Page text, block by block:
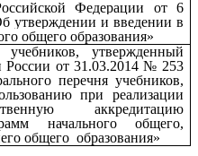
Федерации от 6
утверждении и введении в
общего образования»
утвержденный
от 31.03.2014 № 253
перечня учебников,
при реализации
аккредитацию
начального общего,
общего образования»